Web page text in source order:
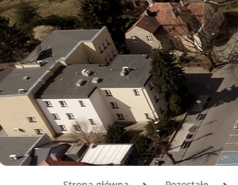
Załatwianie spraw w Urzędzie
Informacje o Urzędzie Miasta
w języku łatwym do czytania
ETR
Dokumenty stategiczne
Inwestycje
Oświata
Odpady
Podatki